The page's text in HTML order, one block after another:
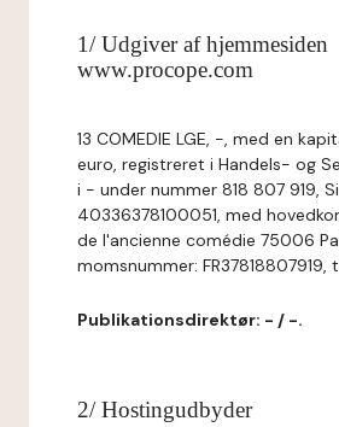
1/ Udgiver af hjemmesiden
www.procope.com
13 COMEDIE LGE, -, med en
euro, registreret i Handels- og
i - under nummer 818 807 919,
40336378100051, med
de l'ancienne comédie 75006
momsnummer:
Publikationsdirektør: - / -.
2/ Hostingudbyder